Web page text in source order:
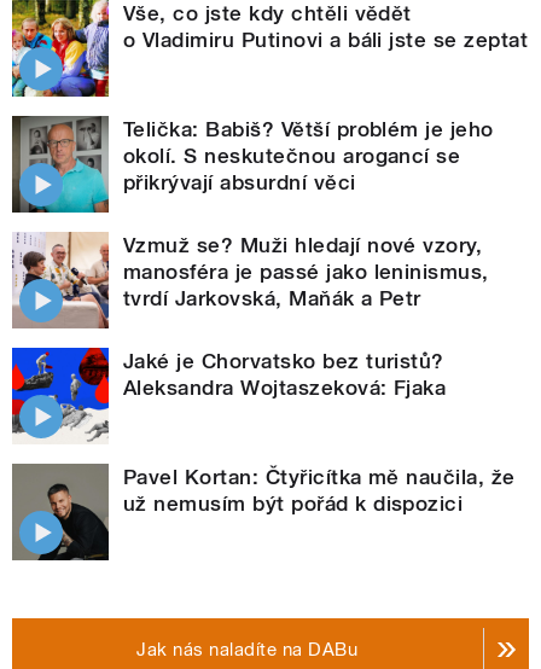
Vše, co jste kdy chtěli vědět
o Vladimiru Putinovi a báli jste se zeptat
Telička: Babiš? Větší problém je jeho
okolí. S neskutečnou arogancí se
přikrývají absurdní věci
Vzmuž se? Muži hledají nové vzory,
manosféra je passé jako leninismus,
tvrdí Jarkovská, Maňák a Petr
Jaké je Chorvatsko bez turistů?
Aleksandra Wojtaszeková: Fjaka
Pavel Kortan: Čtyřicítka mě naučila, že
už nemusím být pořád k dispozici
Jak nás naladíte na DABu